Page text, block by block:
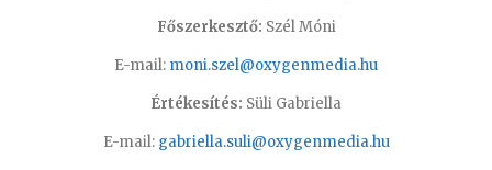
Főszerkesztő: Szél Móni
E-mail: moni.szel@oxygenmedia.hu
Értékesítés: Süli Gabriella
E-mail: gabriella.suli@oxygenmedia.hu